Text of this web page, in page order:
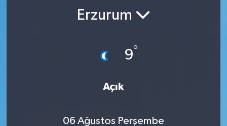
Erzurum
9°
Açık
06 Ağustos Perşembe